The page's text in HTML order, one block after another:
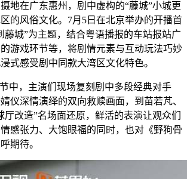
地在广东惠州，剧中虚构的“藤城”小城更
的风俗文化。7月5日在北京举办的开播首
藤城”为主题，结合粤语播报的车站报站广
游戏环节等，将剧情元素与互动玩法巧妙
式感受剧中同款大湾区文化特色。
中，主演们现场复刻剧中多段经典对手
仪深情演绎的双向救赎画面，到苗若芃、
厅改造”名场面还原，鲜活的表演让观众们
感张力、大饱眼福的同时，也对《野狗骨
期待。